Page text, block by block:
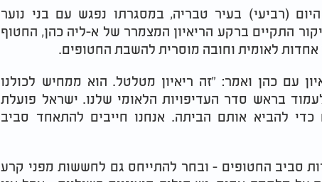
(רביעי) בעיר טבריה, במסגרתו נפגש עם בני נוער
התקיים ברקע הריאיון המצמרר של א-ליה כהן, החטוף
לאומית וחובה מוסרית להשבת החטופים.
עם כהן ואמר: "זה ריאיון מטלטל. הוא ממחיש לכולנו
בראש סדר העדיפויות הלאומי שלנו. ישראל פועלת
כדי להביא אותם הביתה. אנחנו חייבים להתאחד סביב
סביב החטופים - ובחר להתייחס גם לחששות מפני קרע